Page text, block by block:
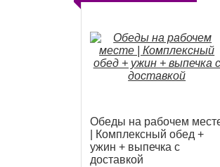
Обеды на рабочем
| Комплексный обед +
ужин + выпечка с
доставкой